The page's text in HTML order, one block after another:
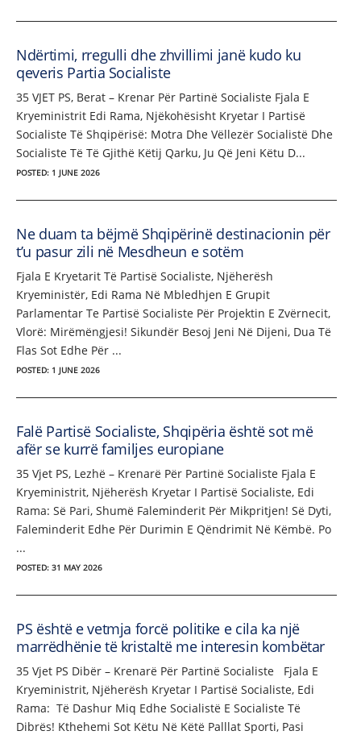
Ndërtimi, rregulli dhe zhvillimi janë kudo ku
qeveris Partia Socialiste
35 VJET PS, Berat – Krenar Për Partinë Socialiste Fjala E
Kryeministrit Edi Rama, Njëkohësisht Kryetar I Partisë
Socialiste Të Shqipërisë: Motra Dhe Vëllezër Socialistë Dhe
Socialiste Të Të Gjithë Këtij Qarku, Ju Që Jeni Këtu D...
POSTED: 1 JUNE 2026
Ne duam ta bëjmë Shqipërinë destinacionin për
t’u pasur zili në Mesdheun e sotëm
Fjala E Kryetarit Të Partisë Socialiste, Njëherësh
Kryeministër, Edi Rama Në Mbledhjen E Grupit
Parlamentar Te Partisë Socialiste Për Projektin E Zvërnecit,
Vlorë: Mirëmëngjesi! Sikundër Besoj Jeni Në Dijeni, Dua Të
Flas Sot Edhe Për ...
POSTED: 1 JUNE 2026
Falë Partisë Socialiste, Shqipëria është sot më
afër se kurrë familjes europiane
35 Vjet PS, Lezhë – Krenarë Për Partinë Socialiste Fjala E
Kryeministrit, Njëherësh Kryetar I Partisë Socialiste, Edi
Rama: Së Pari, Shumë Faleminderit Për Mikpritjen! Së Dyti,
Faleminderit Edhe Për Durimin E Qëndrimit Në Këmbë. Po
...
POSTED: 31 MAY 2026
PS është e vetmja forcë politike e cila ka një
marrëdhënie të kristaltë me interesin kombëtar
35 Vjet PS Dibër – Krenarë Për Partinë Socialiste Fjala E
Kryeministrit, Njëherësh Kryetar I Partisë Socialiste, Edi
Rama: Të Dashur Miq Edhe Socialistë E Socialiste Të
Dibrës! Kthehemi Sot Këtu Në Këtë Palllat Sporti, Pasi